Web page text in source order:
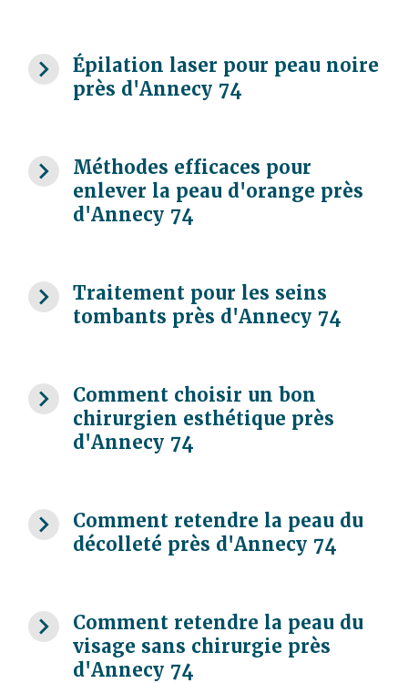
navigate_next Épilation laser pour peau noire
près d'Annecy 74
navigate_next
Méthodes efficaces pour
enlever la peau d'orange près
d'Annecy 74
navigate_next Traitement pour les seins
tombants près d'Annecy 74
navigate_next
Comment choisir un bon
chirurgien esthétique près
d'Annecy 74
navigate_next
Comment retendre la peau du
décolleté près d'Annecy 74
navigate_next
Comment retendre la peau du
visage sans chirurgie près
d'Annecy 74